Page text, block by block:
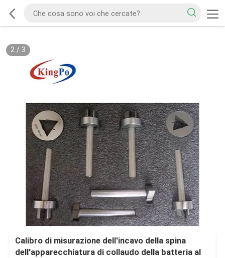
2/ 3
Calibro di misurazione dell'incavo della spina
dell'apparecchiatura di collaudo della batteria al